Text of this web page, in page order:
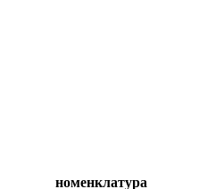
номенклатура